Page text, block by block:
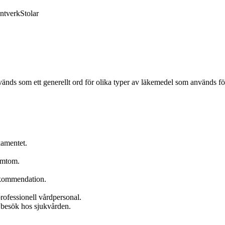
Stolar
som ett generellt ord för olika typer av läkemedel som används
vårdpersonal.
hos sjukvården.